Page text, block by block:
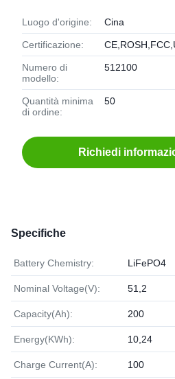
Luogo d'origine: Cina
Certificazione:
Numero di
modello:
512100
Quantità minima
di ordine:
50
Richiedi
Specifiche
Battery Chemistry: LiFePO4
Nominal Voltage(V): 51,2
Capacity(Ah): 200
Energy(KWh): 10,24
Charge Current(A): 100